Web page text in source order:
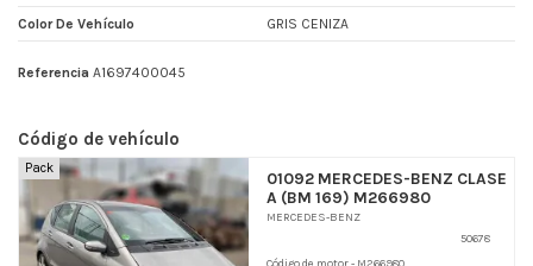
Color De Vehículo GRIS CENIZA
Referencia A1697400045
Código de vehículo
Pack
01092 MERCEDES-BENZ CLASE
A (BM 169) M266980
MERCEDES-BENZ
50678
Código de motor - M266980